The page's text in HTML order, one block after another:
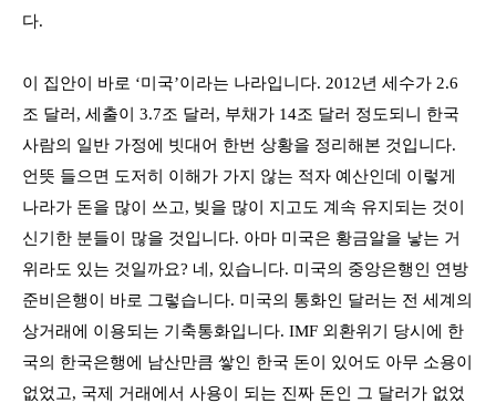
다.
이 집안이 바로 ‘미국’이라는 나라입니다. 2012년 세수가 2.6
조 달러 , 세출이 3.7조 달러 , 부채가 14조 달러 정도되니 한국
사람의 일반 가정에 빗대어 한번 상황을 정리해본 것입니다.
언뜻 들으면 도저히 이해가 가지 않는 적자 예산인데 이렇게
나라가 돈을 많이 쓰고, 빚을 많이 지고도 계속 유지되는 것이
신기한 분들이 많을 것입니다. 아마 미국은 황금알을 낳는 거
위라도 있는 것일까요? 네 , 있습니다. 미국의 중앙은행인 연방
준비은행이 바로 그렇습니다. 미국의 통화인 달러는 전 세계의
상거래에 이용되는 기축통화입니다. IMF 외환위기 당시에 한
국의 한국은행에 남산만큼 쌓인 한국 돈이 있어도 아무 소용이
없었고, 국제 거래에서 사용이 되는 진짜 돈인 그 달러가 없었